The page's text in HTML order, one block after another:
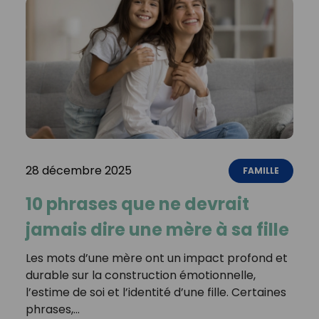
28 décembre 2025 FAMILLE
10 phrases que ne devrait
jamais dire une mère à sa fille
Les mots d’une mère ont un impact profond et
durable sur la construction émotionnelle,
l’estime de soi et l’identité d’une fille. Certaines
phrases,…